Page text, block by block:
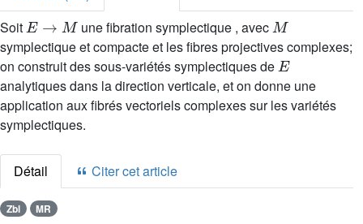
Soit
E→M
une fibration symplectique , avec
M
symplectique et compacte et les fibres projectives complexes;
on construit des sous-variétés symplectiques de
E
analytiques dans la direction verticale, et on donne une
application aux fibrés vectoriels complexes sur les variétés
symplectiques.
Détail Citer cet article
Zbl MR